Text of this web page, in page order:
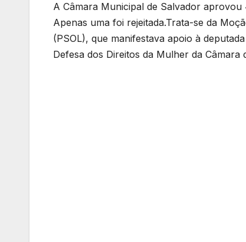
A Câmara Municipal de Salvador
Apenas uma foi rejeitada.Trata-se da
(PSOL), que manifestava apoio à
Defesa dos Direitos da Mulher da Câmara